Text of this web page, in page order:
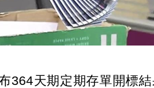
364天期定期存單開標